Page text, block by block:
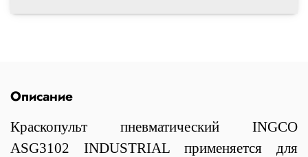
Описание
Краскопульт пневматический INGCO
ASG3102 INDUSTRIALприменяется для